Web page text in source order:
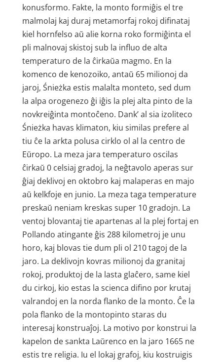
konusformo. Fakte, la monto formiĝis el tre
malmolaj kaj duraj metamorfaj rokoj difinataj
kiel hornfelso aŭ alie korna roko formiĝinta el
pli malnovaj skistoj sub la influo de alta
temperaturo de la ĉirkaŭa magmo. En la
komenco de kenozoiko, antaŭ 65 milionoj da
jaroj, Śnieżka estis malalta monteto, sed dum
la alpa orogenezo ĝi iĝis la plej alta pinto de la
novkreiĝinta montoĉeno. Dank’ al sia izoliteco
Śnieżka havas klimaton, kiu similas prefere al
tiu ĉe la arkta polusa cirklo ol al la centro de
Eŭropo. La meza jara temperaturo oscilas
ĉirkaŭ 0 celsiaj gradoj, la neĝtavolo aperas sur
ĝiaj deklivoj en oktobro kaj malaperas en majo
aŭ kelkfoje en junio. La meza taga temperature
preskaŭ neniam kreskas super 10 gradojn. La
ventoj blovantaj tie apartenas al la plej fortaj en
Pollando atingante ĝis 288 kilometroj je unu
horo, kaj blovas tie dum pli ol 210 tagoj de la
jaro. La deklivojn kovras milionoj da granitaj
rokoj, produktoj de la lasta glaĉero, same kiel
du cirkoj, kio estas la scienca difino por krutaj
valrandoj en la norda flanko de la monto. Ĉe la
pola flanko de la montopinto staras du
interesaj konstruaĵoj. La motivo por konstrui la
kapelon de sankta Laŭrenco en la jaro 1665 ne
estis tre religia. Iu el lokaj grafoj, kiu kostruigis